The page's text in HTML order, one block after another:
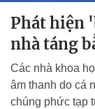
Phát hiện
nhà táng
Các nhà khoa
âm thanh do cá
chúng phức tạp